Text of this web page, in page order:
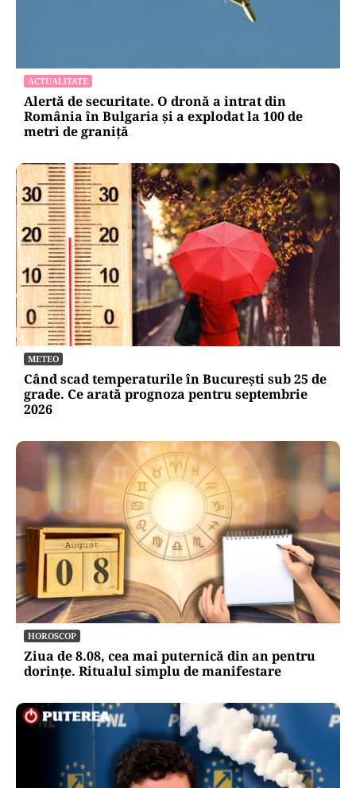
ACTUALITATE
Alertă de securitate. O dronă a intrat din
România în Bulgaria şi a explodat la 100 de
metri de graniţă
METEO
Când scad temperaturile în București sub 25 de
grade. Ce arată prognoza pentru septembrie
2026
HOROSCOP
Ziua de 8.08, cea mai puternică din an pentru
dorințe. Ritualul simplu de manifestare